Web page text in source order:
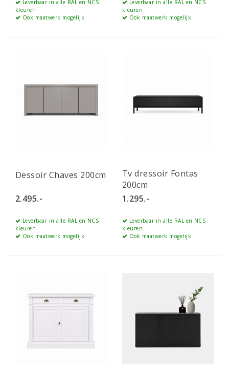
Leverbaar in alle RAL en NCS
kleuren
Ook maatwerk mogelijk
Leverbaar in alle RAL en NCS
kleuren
Ook maatwerk mogelijk
Dessoir Chaves 200cm
2.495.-
Leverbaar in alle RAL en NCS
kleuren
Ook maatwerk mogelijk
Tv dressoir Fontas
200cm
1.295.-
Leverbaar in alle RAL en NCS
kleuren
Ook maatwerk mogelijk